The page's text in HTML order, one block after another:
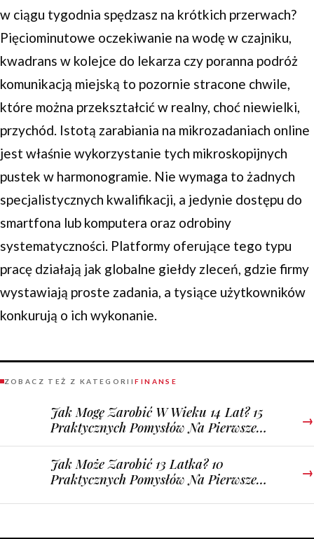
w ciągu tygodnia spędzasz na krótkich przerwach?
Pięciominutowe oczekiwanie na wodę w czajniku,
kwadrans w kolejce do lekarza czy poranna podróż
komunikacją miejską to pozornie stracone chwile,
które można przekształcić w realny, choć niewielki,
przychód. Istotą zarabiania na mikrozadaniach online
jest właśnie wykorzystanie tych mikroskopijnych
pustek w harmonogramie. Nie wymaga to żadnych
specjalistycznych kwalifikacji, a jedynie dostępu do
smartfona lub komputera oraz odrobiny
systematyczności. Platformy oferujące tego typu
pracę działają jak globalne giełdy zleceń, gdzie firmy
wystawiają proste zadania, a tysiące użytkowników
konkurują o ich wykonanie.
ZOBACZ TEŻ Z KATEGORIIFINANSE
Jak Mogę Zarobić W Wieku 14 Lat? 15
Praktycznych Pomysłów Na Pierwsze
Pieniądze
→
Jak Może Zarobić 13 Latka? 10
Praktycznych Pomysłów Na Pierwsze
→